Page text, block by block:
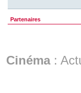
Partenaires
Cinéma: